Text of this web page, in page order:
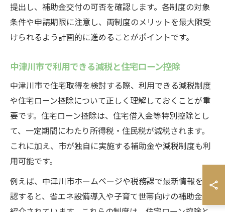
提出し、補助金交付の可否を確認します。各制度の対象
条件や申請期限に注意し、両制度のメリットを最大限受
けられるよう計画的に進めることがポイントです。
中津川市で利用できる減税と住宅ローン控除
中津川市で住宅取得を検討する際、利用できる減税制度
や住宅ローン控除について正しく理解しておくことが重
要です。住宅ローン控除は、住宅借入金等特別控除とし
て、一定期間にわたり所得税・住民税が減税されます。
これに加え、市が独自に実施する補助金や減税制度も利
用可能です。
例えば、中津川市ホームページや税務課で最新情報を確
認すると、省エネ設備導入や子育て世帯向けの補助金が